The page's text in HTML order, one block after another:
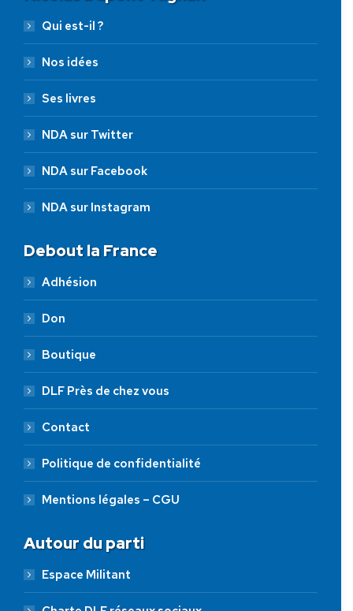
Qui est-il ?
Nos idées
Ses livres
NDA sur Twitter
NDA sur Facebook
NDA sur Instagram
Debout la France
Adhésion
Don
Boutique
DLF Près de chez vous
Contact
Politique de confidentialité
Mentions légales – CGU
Autour du parti
Espace Militant